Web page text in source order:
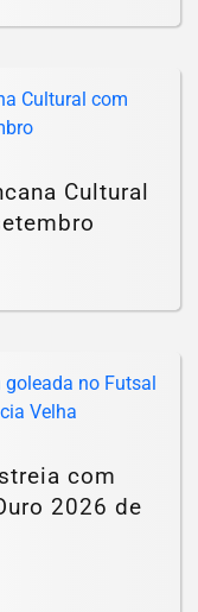
Cultural
com
2026 de